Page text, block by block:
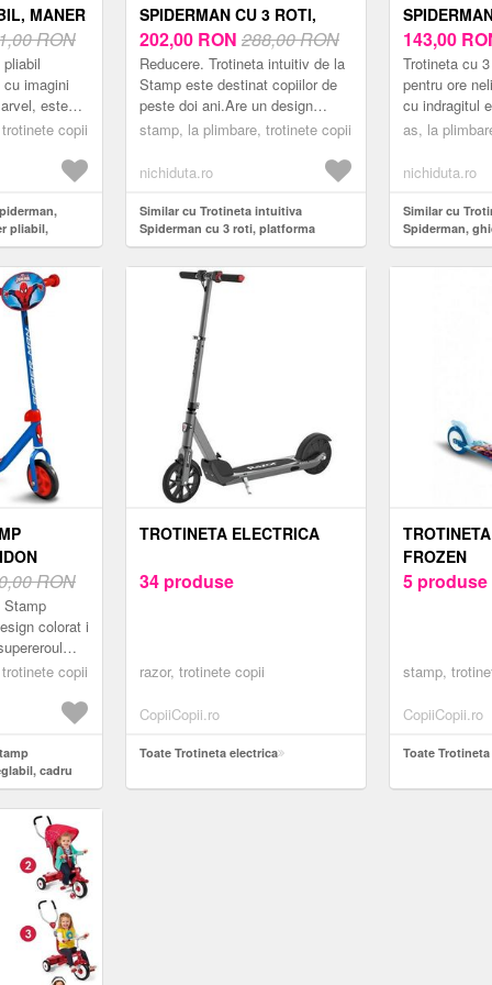
MANER
RON
imagini
este
copii
pliabil,
kg
SPIDERMAN CU 3 ROTI,
PLATFORMA
ANTIDERAPANTA,
GREUTATE ADMISA 20 KG
202,00 RON 288,00 RON
Reducere. Trotineta intuitiv de la
Stamp este destinat copiilor de
peste doi ani.Are un design
atractiv i vibrant, care capteaz
stamp, la plimbare, trotinete copii
nichiduta.ro
Similar cu Trotineta intuitiva
Spiderman cu 3 roti, platforma
antiderapanta, greutate admisa 20
kg
REGLABIL,
ADMISA 20
143,00
Trotineta cu
pentru ore
cu indragitul
care i...
as, la
nichiduta.ro
Similar cu
Spiderman,
admisa 20 kg
DIN
MANERE
RON
Stamp
colorat i
idealcopii
cadru
TROTINETA ELECTRICA
34 produse
razor, trotinete copii
CopiiCopii.ro
Toate Trotineta electrica
FROZEN
5 produse
stamp,
CopiiCopii.ro
Toate